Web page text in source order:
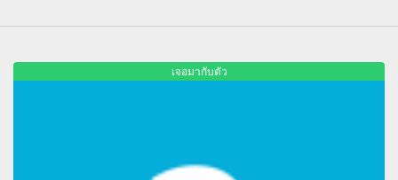
เจอมากับตัว